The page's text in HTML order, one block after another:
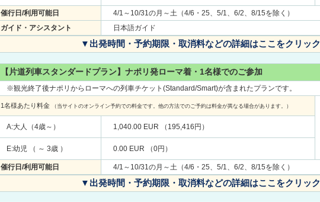
催行日/利用可能日
4/1～10/31の月～土（4/6・25、5/1、6/2、8/15を除く）
ガイド・アシスタント
日本語ガイド
▼出発時間・予約期限・取消料などの詳細はここをクリック
【片道列車スタンダードプラン】ナポリ発ローマ着・1名様でのご参加
※観光終了後ナポリからローマへの列車チケット(Standard/Smart)が含まれたプランです。
1名様あたり料金 （当サイトのオンライン予約での料金です。他の方法でのご予約は料金が異なる場合があります。）
A:大人（4歳～） 1,040.00 EUR （195,416円）
E:幼児 （ ～ 3歳 ） 0.00 EUR （0円）
催行日/利用可能日 4/1～10/31の月～土（4/6・25、5/1、6/2、8/15を除く）
▼出発時間・予約期限・取消料などの詳細はここをクリック